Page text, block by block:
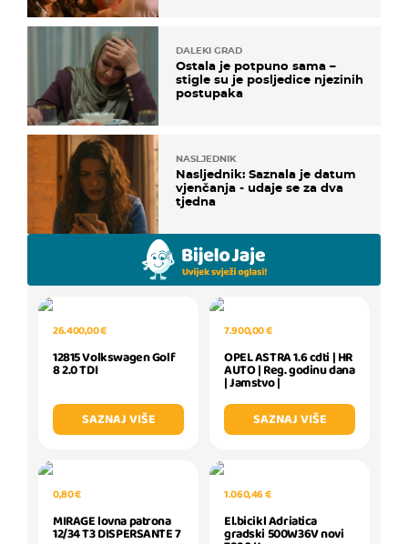
DALEKI GRAD
Ostala je potpuno sama –
stigle su je posljedice njezinih
postupaka
NASLJEDNIK
Nasljednik: Saznala je datum
vjenčanja - udaje se za dva
tjedna
26.400,00 €
12815 Volkswagen Golf
8 2.0 TDI
SAZNAJ VIŠE
7.900,00 €
OPEL ASTRA 1.6 cdti | HR
AUTO | Reg. godinu dana
| Jamstvo |
SAZNAJ VIŠE
0,80 €
MIRAGE lovna patrona
12/34 T3 DISPERSANTE 7
1.060,46 €
El.bicikl Adriatica
gradski 500W36V novi